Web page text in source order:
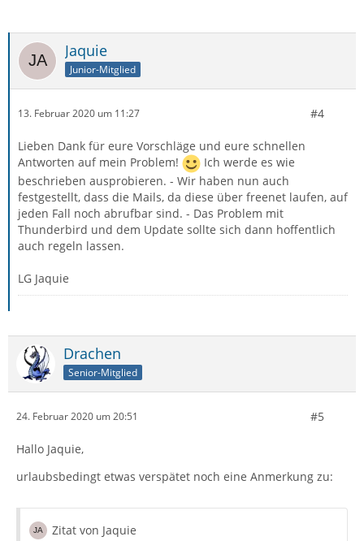
Jaquie
Junior-Mitglied
13. Februar 2020 um 11:27 #4
Lieben Dank für eure Vorschläge und eure schnellen
Antworten auf mein Problem!
Ich werde es wie
beschrieben ausprobieren. - Wir haben nun auch
festgestellt, dass die Mails, da diese über freenet laufen, auf
jeden Fall noch abrufbar sind. - Das Problem mit
Thunderbird und dem Update sollte sich dann hoffentlich
auch regeln lassen.
LG Jaquie
Drachen
Senior-Mitglied
24. Februar 2020 um 20:51 #5
Hallo Jaquie,
urlaubsbedingt etwas verspätet noch eine Anmerkung zu:
Zitat von Jaquie